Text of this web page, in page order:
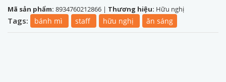
Mã sản phẩm: 8934760212866 | Thương hiệu: Hữu nghị
Tags: bánh mì staff hữu nghị ăn sáng